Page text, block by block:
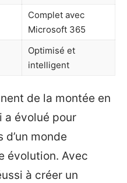
Complet avec
Microsoft 365
Optimisé et
intelligent
de la montée en
a évolué pour
monde
évolution. Avec
à créer un